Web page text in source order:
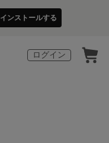
インストールする
ログイン